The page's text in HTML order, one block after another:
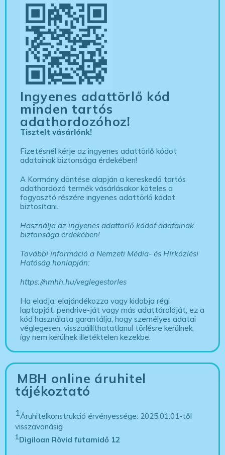
Ingyenes adattörlő kód
minden tartós
adathordozóhoz!
Tisztelt vásárlónk!
Fizetésnél kérje az ingyenes adattörlő kódot
adatainak biztonsága érdekében!
A Kormány döntése alapján a kereskedő tartós
adathordozó termék vásárlásakor köteles a
fogyasztó részére ingyenes adattörlő kódot
biztosítani.
Használja az ingyenes adattörlő kódot adatainak
biztonsága érdekében!
További információ a Nemzeti Média- és Hírközlési
Hatóság honlapján:
https://nmhh.hu/veglegestorles
Ha eladja, elajándékozza vagy kidobja régi
laptopját, pendrive-ját vagy más adattárolóját, ez a
kód használata garantálja, hogy személyes adatai
véglegesen, visszaállíthatatlanul törlésre kerülnek,
így nem kerülnek illetéktelen kezekbe.
MBH online áruhitel
tájékoztató
1Áruhitelkonstrukció érvényessége: 2025.01.01-től
visszavonásig
1Digiloan Rövid futamidő 12